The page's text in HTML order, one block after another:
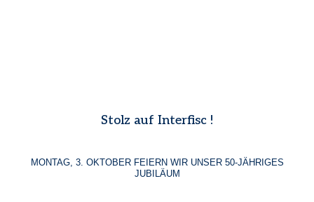
Stolz auf Interfisc !
MONTAG, 3. OKTOBER FEIERN WIR UNSER 50-JÄHRIGES
JUBILÄUM